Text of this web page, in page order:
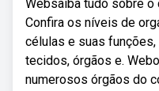
Websaiba tudo sobre o
Confira os níveis de
células e suas
tecidos, órgãos e.
numerosos órgãos do